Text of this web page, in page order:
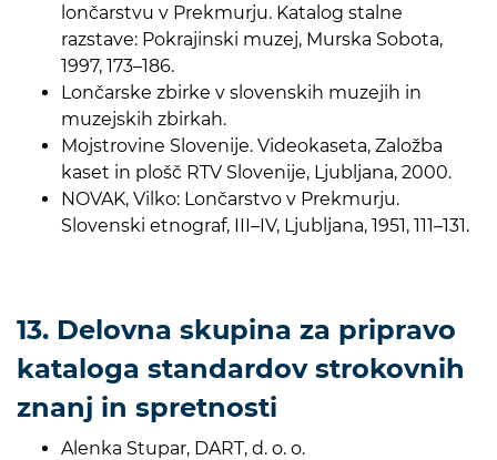
lončarstvu v Prekmurju. Katalog stalne
razstave: Pokrajinski muzej, Murska Sobota,
1997, 173–186.
Lončarske zbirke v slovenskih muzejih in
muzejskih zbirkah.
Mojstrovine Slovenije. Videokaseta, Založba
kaset in plošč RTV Slovenije, Ljubljana, 2000.
NOVAK, Vilko: Lončarstvo v Prekmurju.
Slovenski etnograf, III–IV, Ljubljana, 1951, 111–131.
13. Delovna skupina za pripravo
kataloga standardov strokovnih
znanj in spretnosti
Alenka Stupar, DART, d. o. o.